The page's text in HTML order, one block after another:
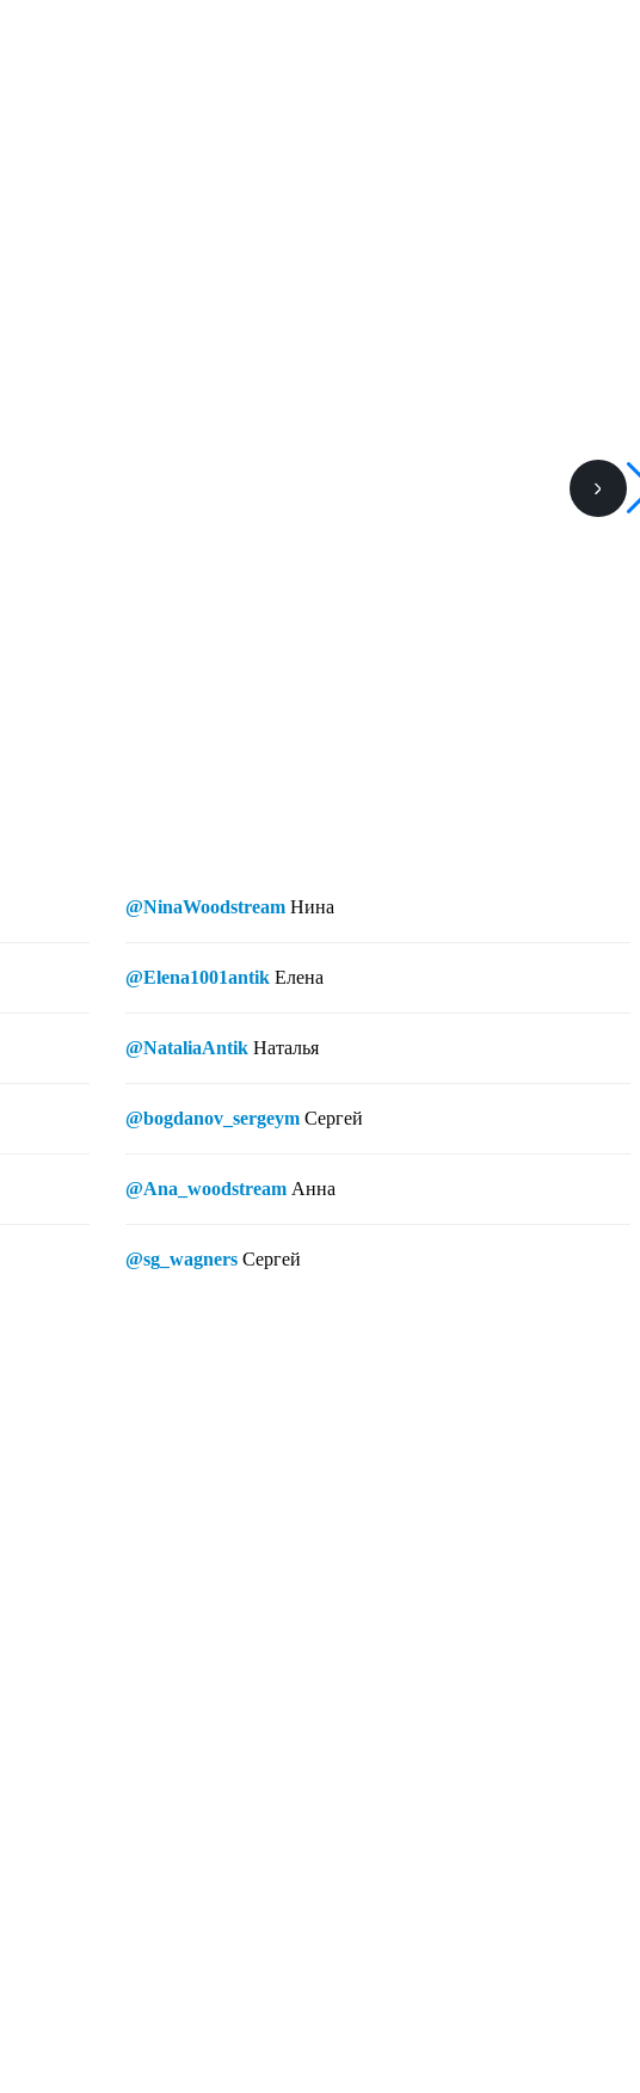
@NinaWoodstream Нина
@Elena1001antik Елена
@NataliaAntik Наталья
@bogdanov_sergeym Сергей
@Ana_woodstream Анна
@sg_wagners Сергей